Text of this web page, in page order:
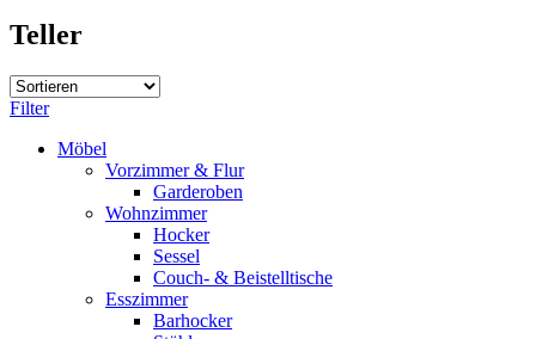
Teller
Filter
Möbel
Vorzimmer & Flur
Garderoben
Wohnzimmer
Hocker
Sessel
Couch- & Beistelltische
Esszimmer
Barhocker